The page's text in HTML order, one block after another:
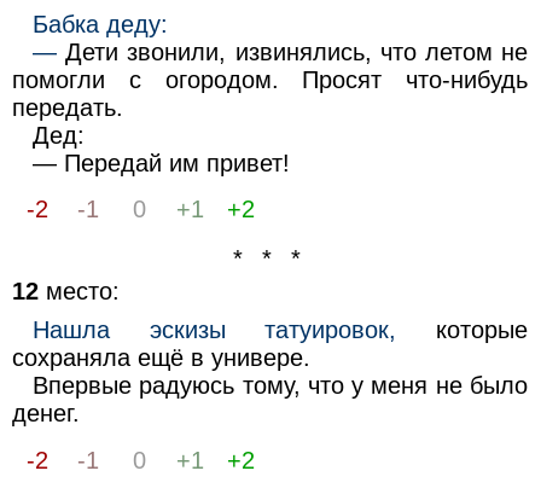
Бабка деду:
— Дети звонили, извинялись, что летом не
помогли с огородом. Просят что-нибудь
передать.
Дед:
— Передай им привет!
-2
-1 0 +1
+2
* * *
12место:
Нашла эскизы татуировок,
которые
сохраняла ещё в универе.
Впервые радуюсь тому, что у меня не было
денег.
-2
-1 0 +1
+2